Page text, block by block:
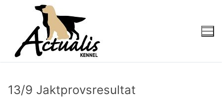
13/9 Jaktprovsresultat